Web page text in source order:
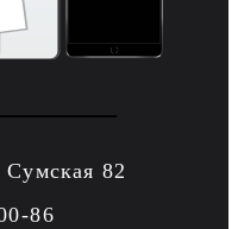
Сумская 82
86